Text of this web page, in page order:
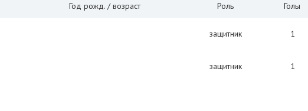
Год рожд. / возраст Роль Голы
защитник 1
защитник 1